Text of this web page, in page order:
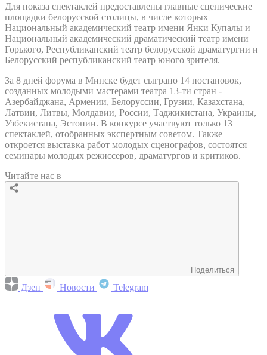
Для показа спектаклей предоставлены главные сценические
площадки белорусской столицы, в числе которых
Национальный академический театр имени Янки Купалы и
Национальный академический драматический театр имени
Горького, Республиканский театр белорусской драматургии и
Белорусский республиканский театр юного зрителя.
За 8 дней форума в Минске будет сыграно 14 постановок,
созданных молодыми мастерами театра 13-ти стран -
Азербайджана, Армении, Белоруссии, Грузии, Казахстана,
Латвии, Литвы, Молдавии, России, Таджикистана, Украины,
Узбекистана, Эстонии. В конкурсе участвуют только 13
спектаклей, отобранных экспертным советом. Также
откроется выставка работ молодых сценографов, состоятся
семинары молодых режиссеров, драматургов и критиков.
Читайте нас в
Поделиться
Дзен Новости Telegram